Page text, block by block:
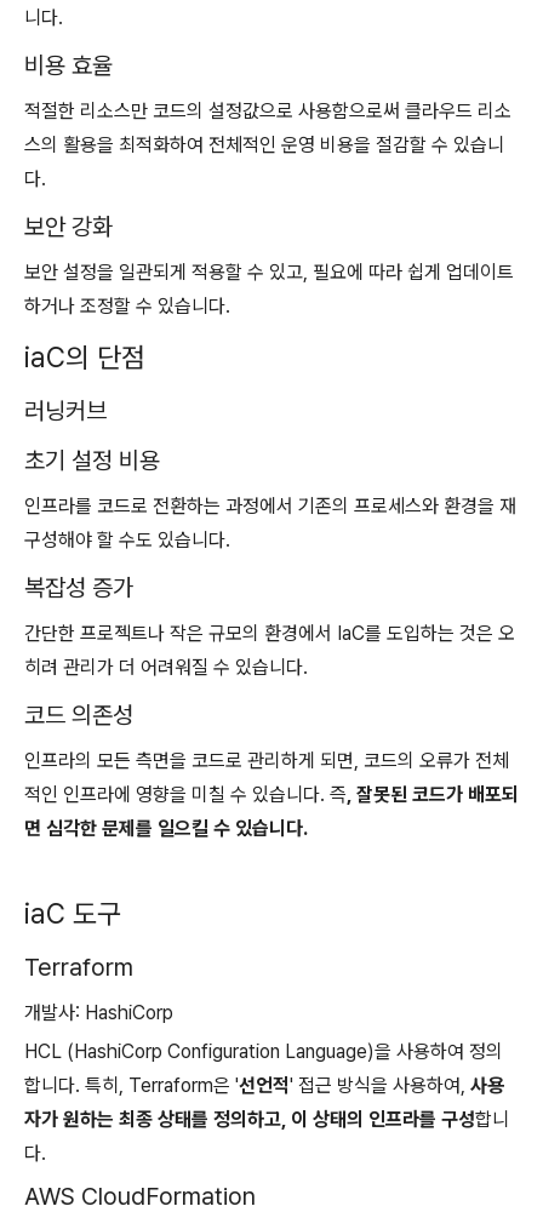
니다.
비용 효율
적절한 리소스만 코드의 설정값으로 사용함으로써 클라우드 리소
스의 활용을 최적화하여 전체적인 운영 비용을 절감할 수 있습니
다.
보안 강화
보안 설정을 일관되게 적용할 수 있고, 필요에 따라 쉽게 업데이트
하거나 조정할 수 있습니다.
iaC의 단점
러닝커브
초기 설정 비용
인프라를 코드로 전환하는 과정에서 기존의 프로세스와 환경을 재
구성해야 할 수도 있습니다.
복잡성 증가
간단한 프로젝트나 작은 규모의 환경에서 IaC를 도입하는 것은 오
히려 관리가 더 어려워질 수 있습니다.
코드 의존성
인프라의 모든 측면을 코드로 관리하게 되면, 코드의 오류가 전체
적인 인프라에 영향을 미칠 수 있습니다. 즉, 잘못된 코드가 배포되
면 심각한 문제를 일으킬 수 있습니다.
iaC 도구
Terraform
개발사: HashiCorp
HCL (HashiCorp Configuration Language)을 사용하여 정의
합니다. 특히, Terraform은 '선언적' 접근 방식을 사용하여, 사용
자가 원하는 최종 상태를 정의하고, 이 상태의 인프라를 구성합니
다.
AWS CloudFormation